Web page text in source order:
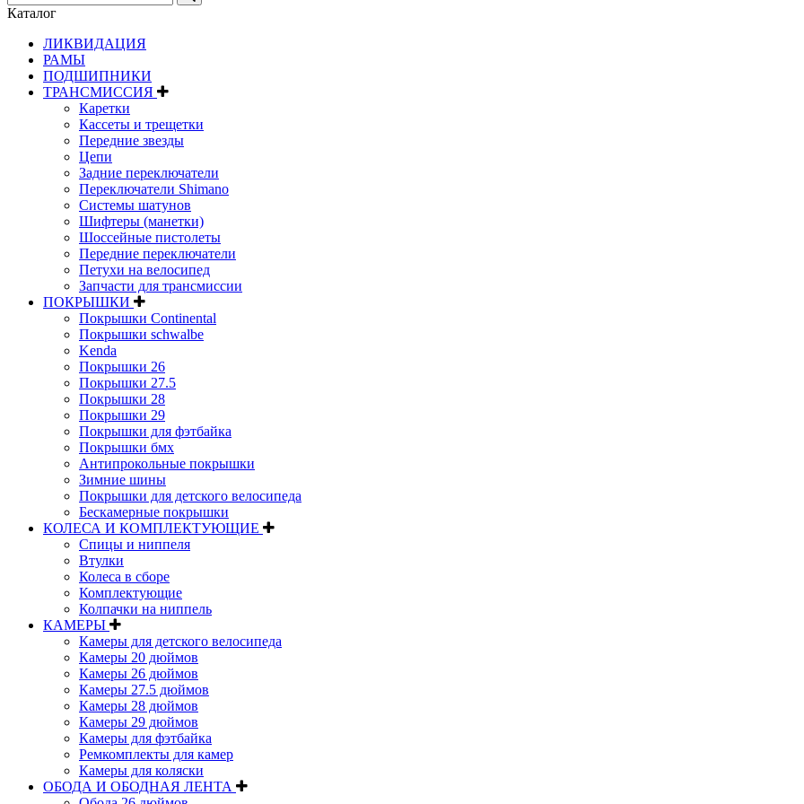
Каталог
ЛИКВИДАЦИЯ
РАМЫ
ПОДШИПНИКИ
ТРАНСМИССИЯ
Каретки
Кассеты и трещетки
Передние звезды
Цепи
Задние переключатели
Переключатели Shimano
Системы шатунов
Шифтеры (манетки)
Шоссейные пистолеты
Передние переключатели
Петухи на велосипед
Запчасти для трансмиссии
ПОКРЫШКИ
Покрышки Continental
Покрышки schwalbe
Kenda
Покрышки 26
Покрышки 27.5
Покрышки 28
Покрышки 29
Покрышки для фэтбайка
Покрышки бмх
Антипрокольные покрышки
Зимние шины
Покрышки для детского велосипеда
Бескамерные покрышки
КОЛЕСА И КОМПЛЕКТУЮЩИЕ
Спицы и ниппеля
Втулки
Колеса в сборе
Комплектующие
Колпачки на ниппель
КАМЕРЫ
Камеры для детского велосипеда
Камеры 20 дюймов
Камеры 26 дюймов
Камеры 27.5 дюймов
Камеры 28 дюймов
Камеры 29 дюймов
Камеры для фэтбайка
Ремкомплекты для камер
Камеры для коляски
ОБОДА И ОБОДНАЯ ЛЕНТА